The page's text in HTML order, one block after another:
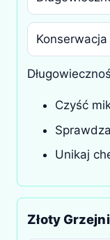
Czyść
Unikaj
Złoty